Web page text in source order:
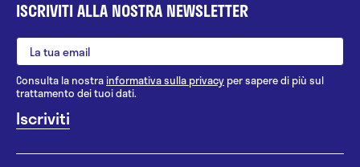
ISCRIVITI ALLA NOSTRA NEWSLETTER
Consulta la nostrainformativa sulla privacy per sapere di più sul
trattamento dei tuoi dati.